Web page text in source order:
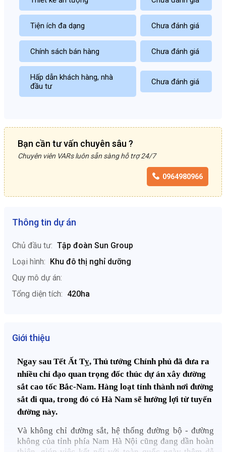
Tiện ích đa dạng Chưa đánh giá
Chính sách bán hàng Chưa đánh giá
Hấp dẫn khách hàng, nhà
đầu tư
Chưa đánh giá
Bạn cần tư vấn chuyên sâu ?
Chuyên viên VARs luôn sẵn sàng hỗ trợ 24/7
0964980966
Thông tin dự án
Chủ đầu tư: Tập đoàn Sun Group
Loại hình: Khu đô thị nghỉ dưỡng
Quy mô dự án:
Tổng diện tích: 420ha
Giới thiệu
Ngay sau Tết Ất Tỵ, Thủ tướng Chính phủ đã đưa ra
nhiều chỉ đạo quan trọng đốc thúc dự án xây đường
sắt cao tốc Bắc-Nam. Hàng loạt tỉnh thành nơi đường
sắt đi qua, trong đó có Hà Nam sẽ hưởng lợi từ tuyến
đường này.
Và không chỉ đường sắt, hệ thống đường bộ - đường
không của tỉnh phía Nam Hà Nội cũng đang dần hoàn